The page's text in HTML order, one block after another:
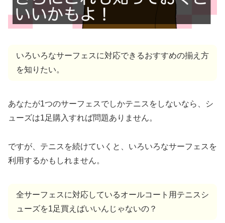
いろいろなサーフェスに対応できるおすすめの揃え方
を知りたい。
あなたが1つのサーフェスでしかテニスをしないなら、シ
ューズは1足購入すれば問題ありません。
ですが、テニスを続けていくと、いろいろなサーフェスを
利用するかもしれません。
全サーフェスに対応しているオールコート用テニスシ
ューズを1足買えばいいんじゃないの？